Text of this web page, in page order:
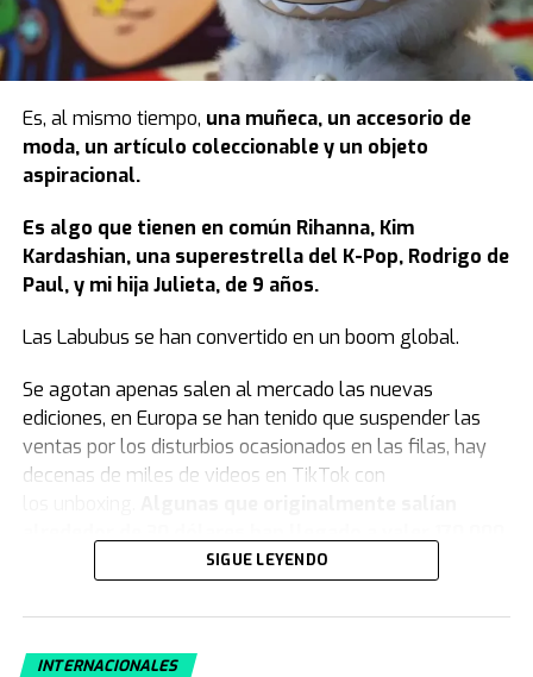
Es, al mismo tiempo, una muñeca, un accesorio de
moda, un artículo coleccionable y un objeto
aspiracional.
Es algo que tienen en común Rihanna, Kim
Kardashian, una superestrella del K-Pop, Rodrigo de
Paul, y mi hija Julieta, de 9 años.
Las Labubus se han convertido en un boom global.
Se agotan apenas salen al mercado las nuevas
ediciones, en Europa se han tenido que suspender las
ventas por los disturbios ocasionados en las filas, hay
decenas de miles de videos en TikTok con
Si usted nunca ha visto una Labubu, debe saber que se
alto con cuerpo de peluche y cabeza de vinilo. Ojos
SIGUE LEYENDO
INTERNACIONALES